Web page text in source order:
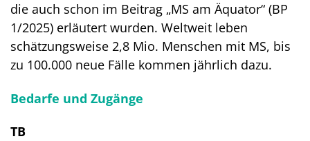
die auch schon im Beitrag „MS am Äquator“ (BP
1/2025) erläutert wurden. Weltweit leben
schätzungsweise 2,8 Mio. Menschen mit MS, bis
zu 100.000 neue Fälle kommen jährlich dazu.
Bedarfe und Zugänge
TB